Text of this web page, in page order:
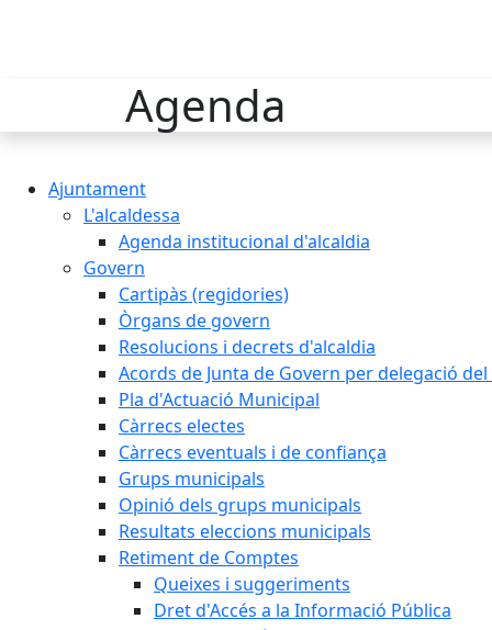
Agenda
Ajuntament
L'alcaldessa
Agenda institucional d'alcaldia
Govern
Cartipàs (regidories)
Òrgans de govern
Resolucions i decrets d'alcaldia
Acords de Junta de Govern per delegació del
Pla d'Actuació Municipal
Càrrecs electes
Càrrecs eventuals i de confiança
Grups municipals
Opinió dels grups municipals
Resultats eleccions municipals
Retiment de Comptes
Queixes i suggeriments
Dret d'Accés a la Informació Pública